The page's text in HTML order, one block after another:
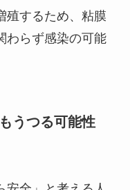
殖するため、粘膜
わらず感染の可能
うつる可能性